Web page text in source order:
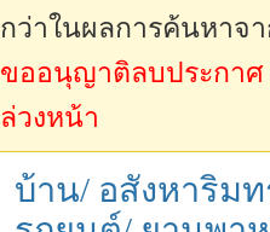
กว่าในผลการค้นหาจา
ขออนุญาติลบประกาศ
ล่วงหน้า
บ้าน/ อสังหาริม